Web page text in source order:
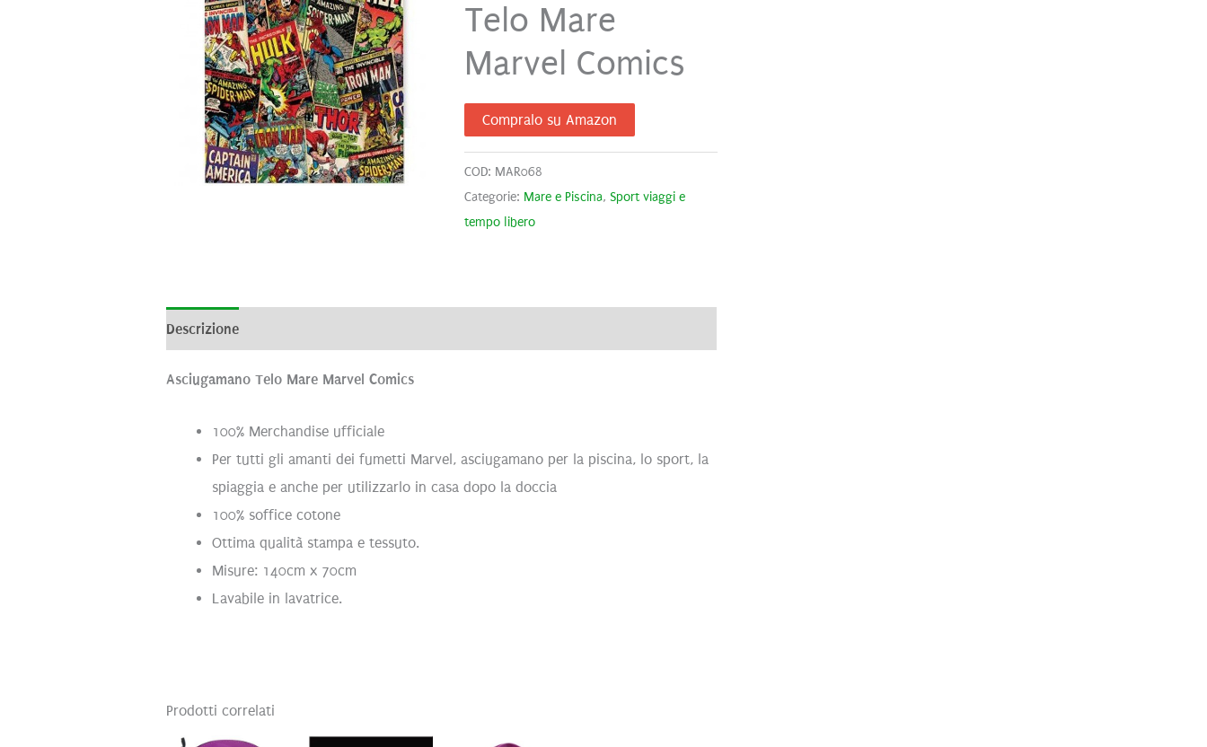
Telo Mare
Marvel Comics
Compralo su Amazon
COD: MAR068
Categorie: Mare e Piscina, Sport viaggi e
tempo libero
Descrizione
Asciugamano Telo Mare Marvel Comics
100% Merchandise ufficiale
Per tutti gli amanti dei fumetti Marvel, asciugamano per la piscina, lo sport, la
spiaggia e anche per utilizzarlo in casa dopo la doccia
100% soffice cotone
Ottima qualità stampa e tessuto.
Misure: 140cm x 70cm
Lavabile in lavatrice.
Prodotti correlati